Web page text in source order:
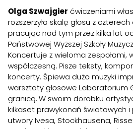
Olga Szwajgier ćwiczeniami
rozszerzyła skalę głosu z
pracując nad tym przez kilka lat
Państwowej Wyższej Szkoły
Koncertuje z wieloma zespołami,
współczesną. Pisze teksty,
koncerty. Śpiewa dużo muzyki
warsztaty głosowe Laboratorium
granicą.W swoim dorobku
kilkaset prawykonań światowych i
utwory Ivesa, Stockhausena,